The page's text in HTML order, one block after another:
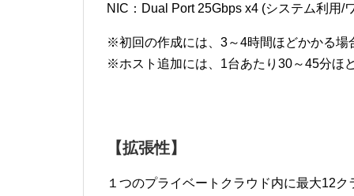
NIC：Dual Port 25Gbps x4 (システム利用/
※初回の作成には、3～4時間ほどかかる場
※ホスト追加には、1台あたり30～45分ほ
【拡張性】
１つのプライベートクラウド内に最大12